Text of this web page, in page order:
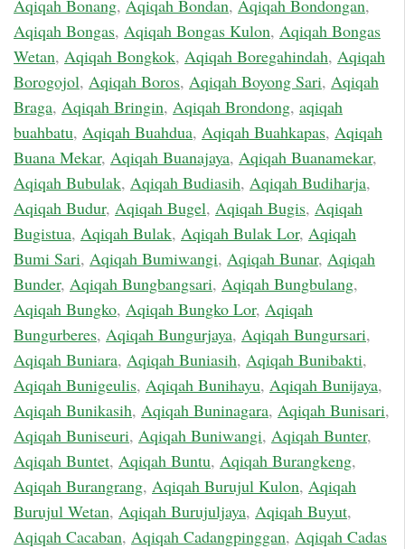
Aqiqah Bonang, Aqiqah Bondan, Aqiqah Bondongan,
Aqiqah Bongas, Aqiqah Bongas Kulon, Aqiqah Bongas
Wetan, Aqiqah Bongkok, Aqiqah Boregahindah, Aqiqah
Borogojol, Aqiqah Boros, Aqiqah Boyong Sari, Aqiqah
Braga, Aqiqah Bringin, Aqiqah Brondong, aqiqah
buahbatu, Aqiqah Buahdua, Aqiqah Buahkapas, Aqiqah
Buana Mekar, Aqiqah Buanajaya, Aqiqah Buanamekar,
Aqiqah Bubulak, Aqiqah Budiasih, Aqiqah Budiharja,
Aqiqah Budur, Aqiqah Bugel, Aqiqah Bugis, Aqiqah
Bugistua, Aqiqah Bulak, Aqiqah Bulak Lor, Aqiqah
Bumi Sari, Aqiqah Bumiwangi, Aqiqah Bunar, Aqiqah
Bunder, Aqiqah Bungbangsari, Aqiqah Bungbulang,
Aqiqah Bungko, Aqiqah Bungko Lor, Aqiqah
Bungurberes, Aqiqah Bungurjaya, Aqiqah Bungursari,
Aqiqah Buniara, Aqiqah Buniasih, Aqiqah Bunibakti,
Aqiqah Bunigeulis, Aqiqah Bunihayu, Aqiqah Bunijaya,
Aqiqah Bunikasih, Aqiqah Buninagara, Aqiqah Bunisari,
Aqiqah Buniseuri, Aqiqah Buniwangi, Aqiqah Bunter,
Aqiqah Buntet, Aqiqah Buntu, Aqiqah Burangkeng,
Aqiqah Burangrang, Aqiqah Burujul Kulon, Aqiqah
Burujul Wetan, Aqiqah Burujuljaya, Aqiqah Buyut,
Aqiqah Cacaban, Aqiqah Cadangpinggan, Aqiqah Cadas